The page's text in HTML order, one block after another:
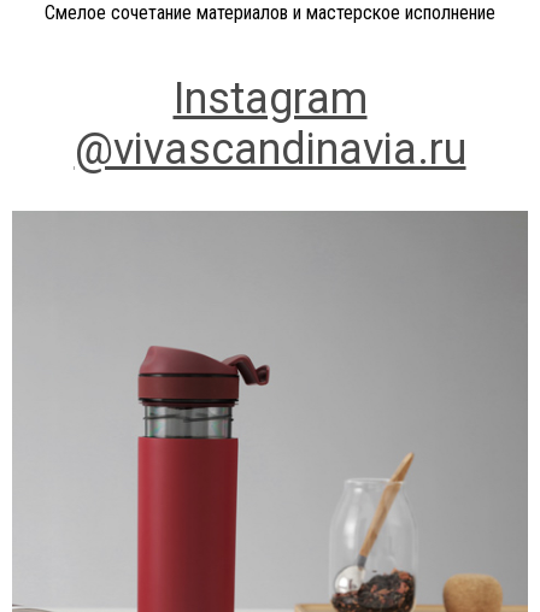
Смелое сочетание материалов и мастерское исполнение
Instagram
@vivascandinavia.ru